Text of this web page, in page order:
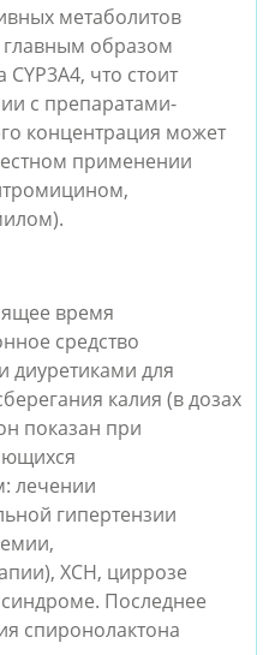
метаболитов
образом
что стоит
с препаратами-
концентрация может
применении
время
средство
диуретиками для
калия (в дозах
показан при
лечении
гипертензии
ХСН, циррозе
Последнее
спиронолактона